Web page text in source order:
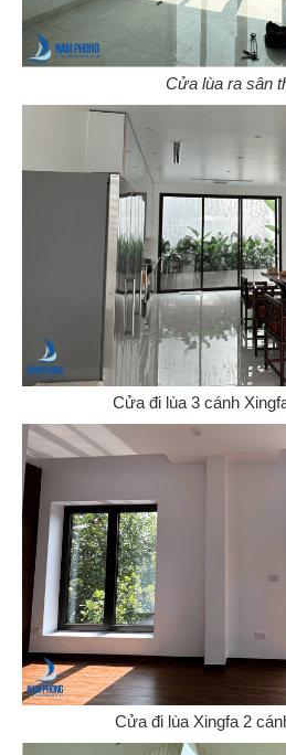
Cửa lùa ra sân
Cửa đi lùa 3 cánh
Cửa đi lùa Xingfa 2